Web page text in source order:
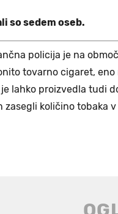
so sedem oseb.
policija je na
tovarno cigaret,
je lahko proizvedla tudi
zasegli količino tobaka